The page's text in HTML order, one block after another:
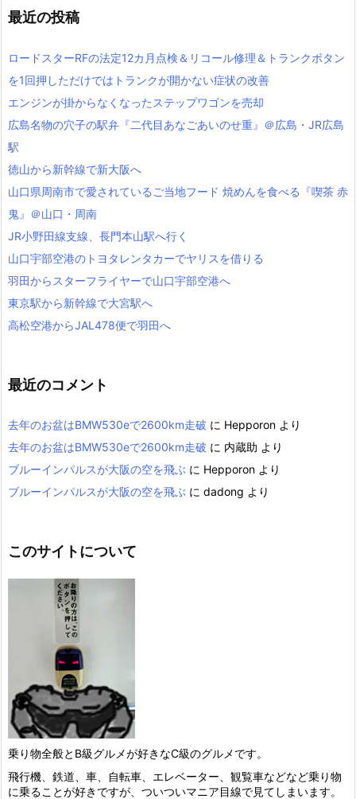
ン
バ
最近の投稿
ロードスターRFの法定12カ月点検＆リコール修理＆トランクボタン
を1回押しただけではトランクが開かない症状の改善
エンジンが掛からなくなったステップワゴンを売却
広島名物の穴子の駅弁『二代目あなごあいのせ重』＠広島・JR広島
駅
徳山から新幹線で新大阪へ
山口県周南市で愛されているご当地フード 焼めんを食べる『喫茶 赤
鬼』＠山口・周南
JR小野田線支線、長門本山駅へ行く
山口宇部空港のトヨタレンタカーでヤリスを借りる
羽田からスターフライヤーで山口宇部空港へ
東京駅から新幹線で大宮駅へ
高松空港からJAL478便で羽田へ
最近のコメント
去年のお盆はBMW530eで2600km走破 に Hepporon より
去年のお盆はBMW530eで2600km走破 に 内蔵助 より
ブルーインパルスが大阪の空を飛ぶ に Hepporon より
ブルーインパルスが大阪の空を飛ぶ に dadong より
このサイトについて
乗り物全般とB級グルメが好きなC級のグルメです。
飛行機、鉄道、車、自転車、エレベーター、観覧車などなど乗り物
に乗ることが好きですが、ついついマニア目線で見てしまいます。